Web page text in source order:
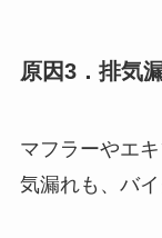
原因3．排気
マフラーやエ
気漏れも、バ